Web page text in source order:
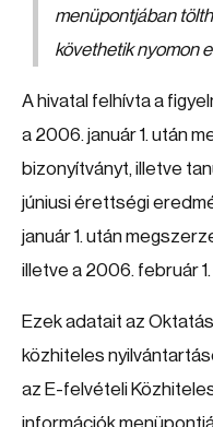
menüpontjában
követhetik nyomon
A hivatal felhívta a
a 2006. január 1. után
bizonyítványt, illetve
júniusi érettségi
január 1. után
illetve a 2006. február
Ezek adatait az
közhiteles
az E-felvételi
információk